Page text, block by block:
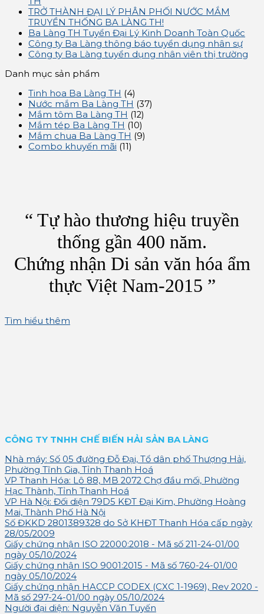
TRỞ THÀNH ĐẠI LÝ PHÂN PHỐI NƯỚC MẮM
TRUYỀN THỐNG BA LÀNG TH!
Ba Làng TH Tuyển Đại Lý Kinh Doanh Toàn Quốc
Công ty Ba Làng thông báo tuyển dụng nhân sự
Công ty Ba Làng tuyển dụng nhân viên thị trường
Danh mục sản phẩm
Tinh hoa Ba Làng TH (4)
Nước mắm Ba Làng TH (37)
Mắm tôm Ba Làng TH (12)
Mắm tép Ba Làng TH (10)
Mắm chua Ba Làng TH (9)
Combo khuyến mãi (11)
“ Tự hào thương hiệu truyền
thống gần 400 năm.
Chứng nhận Di sản văn hóa ẩm
thực Việt Nam-2015 ”
Tìm hiểu thêm
CÔNG TY TNHH CHẾ BIẾN HẢI SẢN BA LÀNG
Nhà máy: Số 05 đường Đỗ Đại, Tổ dân phố Thượng Hải,
Phường Tĩnh Gia, Tỉnh Thanh Hoá
VP Thanh Hóa: Lô 88, MB 2072 Chợ đầu mối, Phường
Hạc Thành, Tỉnh Thanh Hoá
VP Hà Nội: Đối diện 79D5 KĐT Đại Kim, Phường Hoàng
Mai, Thành Phố Hà Nội
Số ĐKKD 2801389328 do Sở KHĐT Thanh Hóa cấp ngày
28/05/2009
Giấy chứng nhận ISO 22000:2018 - Mã số 211-24-01/00
ngày 05/10/2024
Giấy chứng nhận ISO 9001:2015 - Mã số 760-24-01/00
ngày 05/10/2024
Giấy chứng nhận HACCP CODEX (CXC 1-1969), Rev 2020 -
Mã số 297-24-01/00 ngày 05/10/2024
Người đại diện: Nguyễn Văn Tuyến